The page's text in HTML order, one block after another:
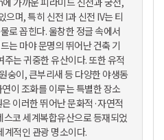
으며, 특히 신전 I과 신전 IV는 티
로 꼽힌다. 울창한 정글 속에서
는 마야 문명의 뛰어난 건축 기
는 귀중한 유산이다. 또한 유적
숭이, 큰부리새 등 다양한 야생동
이 조화를 이루는 특별한 장소
이러한 뛰어난 문화적·자연적
코 세계복합유산으로 등재되었
계적인 관광 명소이다.